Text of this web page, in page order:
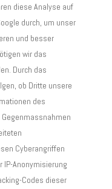
diese Analyse auf
durch, um unser
und besser
wir das
Durch das
ob Dritte unsere
des
Cyberangriffen
IP-Anonymisierung
Codes dieser